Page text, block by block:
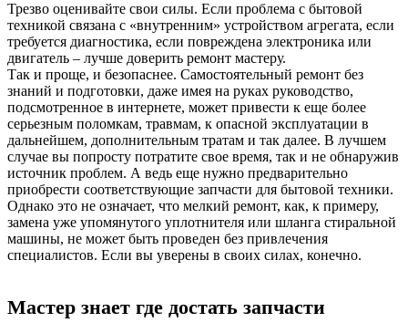
Трезво оценивайте свои силы. Если проблема с бытовой
техникой связана с «внутренним» устройством агрегата, если
требуется диагностика, если повреждена электроника или
двигатель – лучше доверить ремонт мастеру.
Так и проще, и безопаснее. Самостоятельный ремонт без
знаний и подготовки, даже имея на руках руководство,
подсмотренное в интернете, может привести к еще более
серьезным поломкам, травмам, к опасной эксплуатации в
дальнейшем, дополнительным тратам и так далее. В лучшем
случае вы попросту потратите свое время, так и не обнаружив
источник проблем. А ведь еще нужно предварительно
приобрести соответствующие запчасти для бытовой техники.
Однако это не означает, что мелкий ремонт, как, к примеру,
замена уже упомянутого уплотнителя или шланга стиральной
машины, не может быть проведен без привлечения
специалистов. Если вы уверены в своих силах, конечно.
Мастер знает где достать запчасти